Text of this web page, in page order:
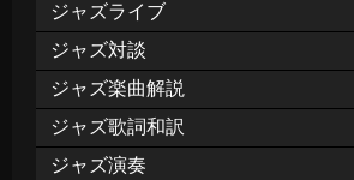
ジャズライブ
ジャズ対談
ジャズ楽曲解説
ジャズ歌詞和訳
ジャズ演奏